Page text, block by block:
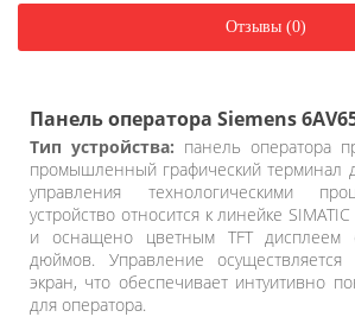
Отзывы (0)
Панель оператора Siemens
Тип устройства: панель оператора
промышленный графический терминал
управления технологическими
устройство относится к линейке
и оснащено цветным TFT дисплеем
дюймов. Управление
экран, что обеспечивает интуитивно
для оператора.